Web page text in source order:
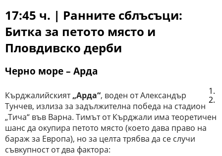
17:45 ч. | Ранните сблъсъци:
Битка за петото място и
Пловдивско дерби
Черно море – Арда
Кърджалийският„Арда“, воден от Александър
Тунчев, излиза за задължителна победа на стадион
„Тича“ във Варна. Тимът от Кърджали има теоретичен
шанс да окупира петото място (което дава право на
бараж за Европа), но за целта трябва да се случи
съвкупност от два фактора: